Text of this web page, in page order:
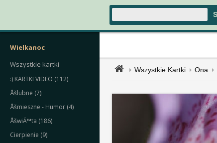
Wielkanoc
Wszystkie kartki
:) KARTKI VIDEO (112)
Åšlubne (7)
Åšmieszne - Humor (4)
ÅšwiÄ™ta (186)
Cierpienie (9)
Wszystkie Kartki Ona